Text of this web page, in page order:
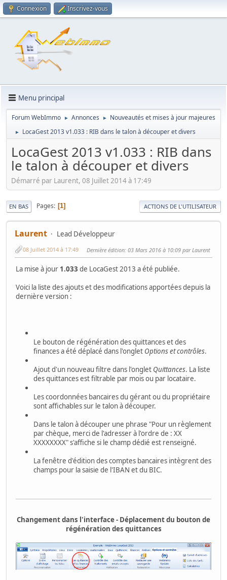
Connexion Inscrivez-vous
Menu principal
Forum WebImmo ► Annonces ► Nouveautés et mises à jour majeures
► LocaGest 2013 v1.033 : RIB dans le talon à découper et divers
LocaGest 2013 v1.033 : RIB dans
le talon à découper et divers
Démarré par Laurent, 08 Juillet 2014 à 17:49
EN BAS Pages 1 ACTIONS DE L'UTILISATEUR
Laurent Lead Développeur
08 Juillet 2014 à 17:49 Dernière édition: 03 Mars 2016 à 10:09 par Laurent
La mise à jour 1.033 de LocaGest 2013 a été publiée.
Voici la liste des ajouts et des modifications apportées depuis la
dernière version :
Le bouton de régénération des quittances et des
finances a été déplacé dans l'onglet Options et contrôles.
Ajout d'un nouveau filtre dans l'onglet Quittances. La liste
des quittances est filtrable par mois ou par locataire.
Les coordonnées bancaires du gérant ou du propriétaire
sont affichables sur le talon à découper.
Dans le talon à découper une phrase "Pour un règlement
par chèque, merci de l'adresser à l'ordre de : XX
XXXXXXXX" s'affiche si le champ dédié est renseigné.
La fenêtre d'édition des comptes bancaires intègrent des
champs pour la saisie de l'IBAN et du BIC.
Changement dans l'interface - Déplacement du bouton de
régénération des quittances